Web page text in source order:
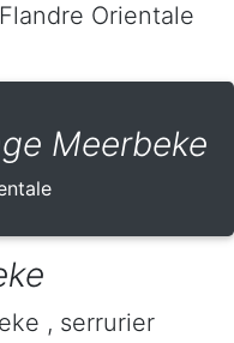
Orientale
Meerbeke
, serrurier